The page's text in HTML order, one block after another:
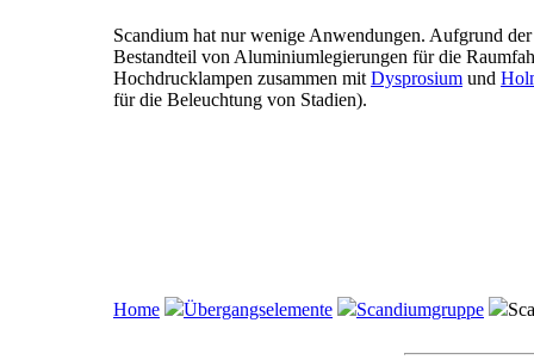
Scandium hat nur wenige Anwendungen. Aufgrund
Bestandteil von Aluminiumlegierungen für die
Hochdrucklampen zusammen mitDysprosium und
für die Beleuchtung von Stadien).
Home Übergangselemente Scandiumgruppe